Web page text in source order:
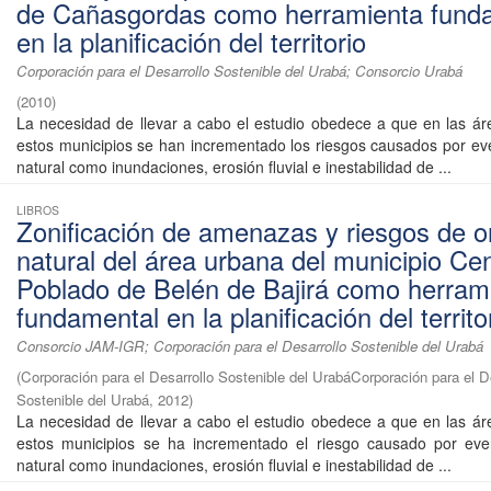
de Cañasgordas como herramienta
en la planificación del territorio
Corporación para el Desarrollo Sostenible del Urabá; Consorcio Urabá
(2010)
La necesidad de llevar a cabo el estudio obedece a que en las
estos municipios se han incrementado los riesgos causados por
natural como inundaciones, erosión fluvial e inestabilidad de ...
LIBROS
Zonificación de amenazas y riesgos de
natural del área urbana del municipio
Poblado de Belén de Bajirá como
fundamental en la planificación del
Consorcio JAM-IGR; Corporación para el Desarrollo Sostenible del Urabá
(Corporación para el Desarrollo Sostenible del UrabáCorporación para el
Sostenible del Urabá, 2012)
La necesidad de llevar a cabo el estudio obedece a que en las
estos municipios se ha incrementado el riesgo causado por
natural como inundaciones, erosión fluvial e inestabilidad de ...